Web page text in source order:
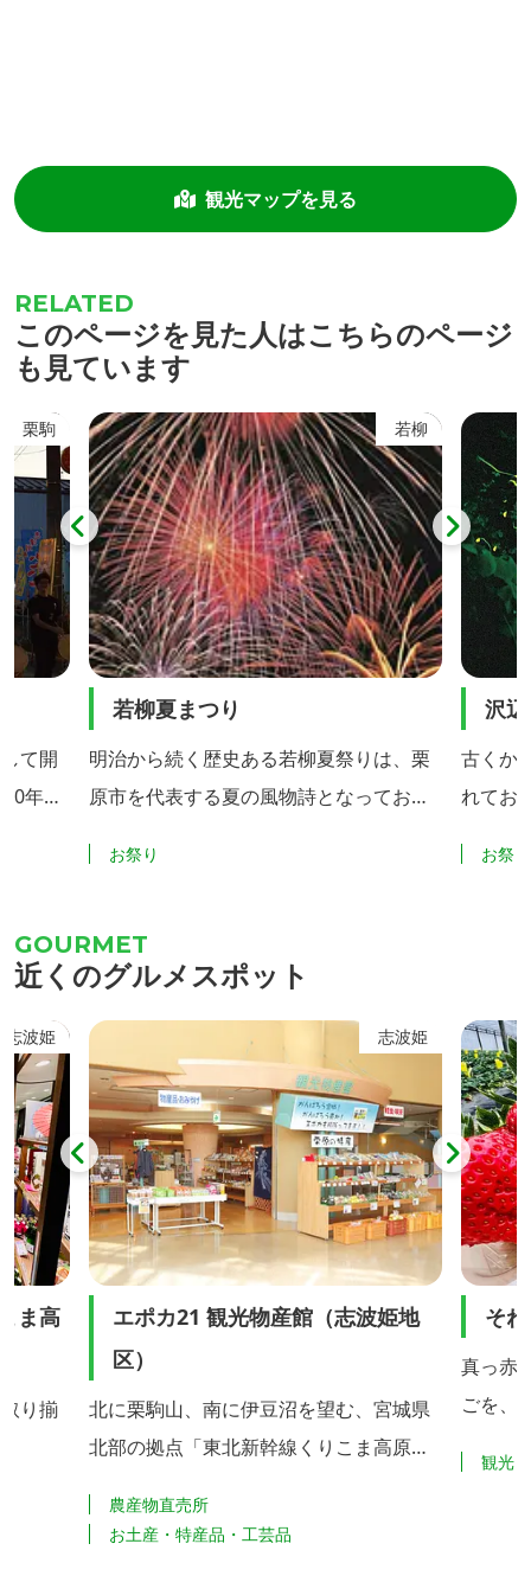
観光マップを見る
このページを見た人はこちらのページ
も見ています
栗駒
て開
年代
千人
トに
若柳
若柳夏まつり
明治から続く歴史ある若柳夏祭りは、栗
原市を代表する夏の風物詩となっており
をはじめ、約5000発の花火が若柳の夜空
心としてキッチンカーや露店が多く出店
しにぎわいます。 【催事内容】施食会供
養、丘絵灯ろうプロジェクト、オープニ
ングイベント（太鼓・ダンス・よさこい
等）、花火打ち上げ
お祭り
沢
古くか
れてお
金成翁
お祭り
近くのグルメスポット
志波姫
ま高
り揃
志波姫
エポカ21 観光物産館（志波姫地
区）
北に栗駒山、南に伊豆沼を望む、宮城県
北部の拠点「東北新幹線くりこま高原
の正面玄関すぐ脇に、栗原市内や隣接地
農産物直売所
お土産・特産品・工芸品
そ
真っ赤
ごを、
ができ
観光